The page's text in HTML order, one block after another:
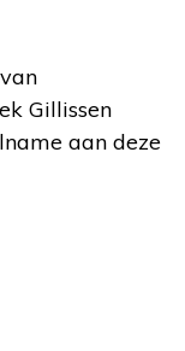
Gillissen
aan deze